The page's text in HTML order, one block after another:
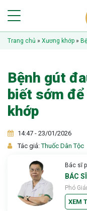
Trang chủ » Xương khớp »
Bệnh gút
biết sớm
khớp
14:47 - 23/01/2026
Tác giả:Thuốc Dân Tộc
Bác sĩ
BÁC
Phó
XEM